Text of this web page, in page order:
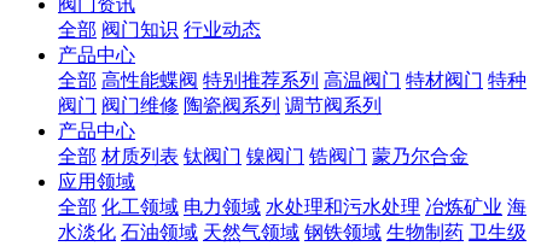
阀门资讯
全部 阀门知识 行业动态
产品中心
全部 高性能蝶阀 特别推荐系列 高温阀门 特材阀门 特种
阀门 阀门维修 陶瓷阀系列 调节阀系列
产品中心
全部 材质列表 钛阀门 镍阀门 锆阀门 蒙乃尔合金
应用领域
全部 化工领域 电力领域 水处理和污水处理 冶炼矿业 海
水淡化 石油领域 天然气领域 钢铁领域 生物制药 卫生级